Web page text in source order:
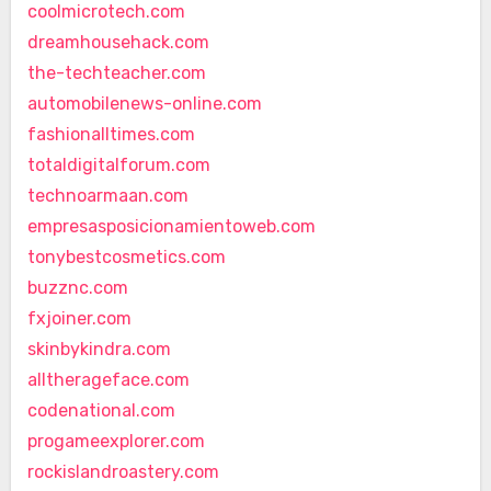
coolmicrotech.com
dreamhousehack.com
the-techteacher.com
automobilenews-online.com
fashionalltimes.com
totaldigitalforum.com
technoarmaan.com
empresasposicionamientoweb.com
tonybestcosmetics.com
buzznc.com
fxjoiner.com
skinbykindra.com
alltherageface.com
codenational.com
progameexplorer.com
rockislandroastery.com